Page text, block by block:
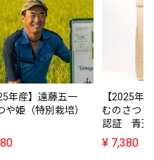
年産】遠藤五一
や姫（特別栽培）
【2025年
むのさつ
認証 青天
¥ 7,380